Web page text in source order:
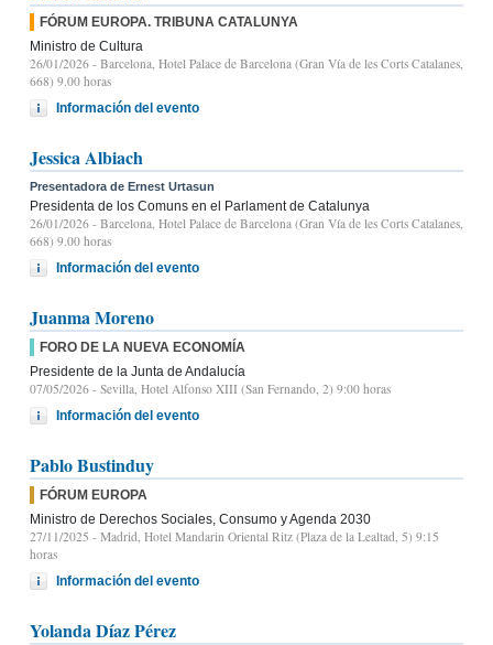
FÓRUM EUROPA. TRIBUNA CATALUNYA
Ministro de Cultura
26/01/2026 - Barcelona, Hotel Palace de Barcelona (Gran Vía de les Corts Catalanes,
668) 9.00 horas
Información del evento
Jessica Albiach
Presentadora de Ernest Urtasun
Presidenta de los Comuns en el Parlament de Catalunya
26/01/2026 - Barcelona, Hotel Palace de Barcelona (Gran Vía de les Corts Catalanes,
668) 9.00 horas
Información del evento
Juanma Moreno
FORO DE LA NUEVA ECONOMÍA
Presidente de la Junta de Andalucía
07/05/2026 - Sevilla, Hotel Alfonso XIII (San Fernando, 2) 9:00 horas
Información del evento
Pablo Bustinduy
FÓRUM EUROPA
Ministro de Derechos Sociales, Consumo y Agenda 2030
27/11/2025 - Madrid, Hotel Mandarin Oriental Ritz (Plaza de la Lealtad, 5) 9:15
horas
Información del evento
Yolanda Díaz Pérez